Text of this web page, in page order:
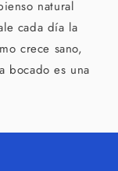
natural
cada día la
crece sano,
bocado es una